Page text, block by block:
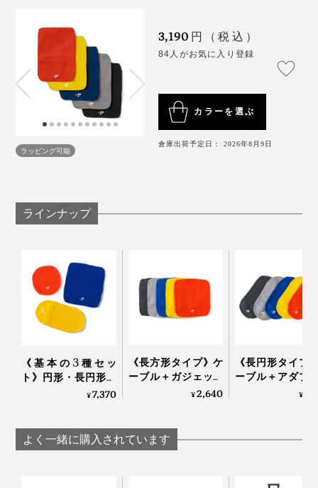
タブレット
カメラを置く際に下に本品を敷くと、キズの防止になり
ます。
せたまま、熱をかけず染めることで、糸の伸縮性を損な
率的なため、他ではこの方法で染色するところがなくな
ってしまったそうです。
ました。
先日旅行した際にも使ってみましたが、便利だったのが
下記の使い方。
れない）
洗濯ピンチ（他のものと絡まらない）
ラッピング可能
3,190 円（税込）
84人がお気に入り登録
カラーを選ぶ
倉庫出荷予定日： 2026年8月9日
ラインナップ
《基本の3種セッ
ト》円形・長円形・
長方形各１個でいろ
アンドゴー
¥7,370
《長方形タイプ》ケ
ーブル＋ガジェット
類を最小にまとめる
ー
¥2,640
《長円形タイプ
ーブル＋アダプ
類を最小にまと
¥
よく一緒に購入されています